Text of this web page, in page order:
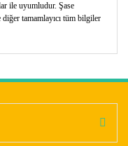
ile uyumludur. Şase
diğer tamamlayıcı tüm bilgiler